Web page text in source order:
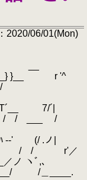
2020/06/01(Mon)
}__ r '^
/
7/´|
/ ___ /
‐' (/ .ノ|
￣/ / r'／
ﾞ,､
/＿____.